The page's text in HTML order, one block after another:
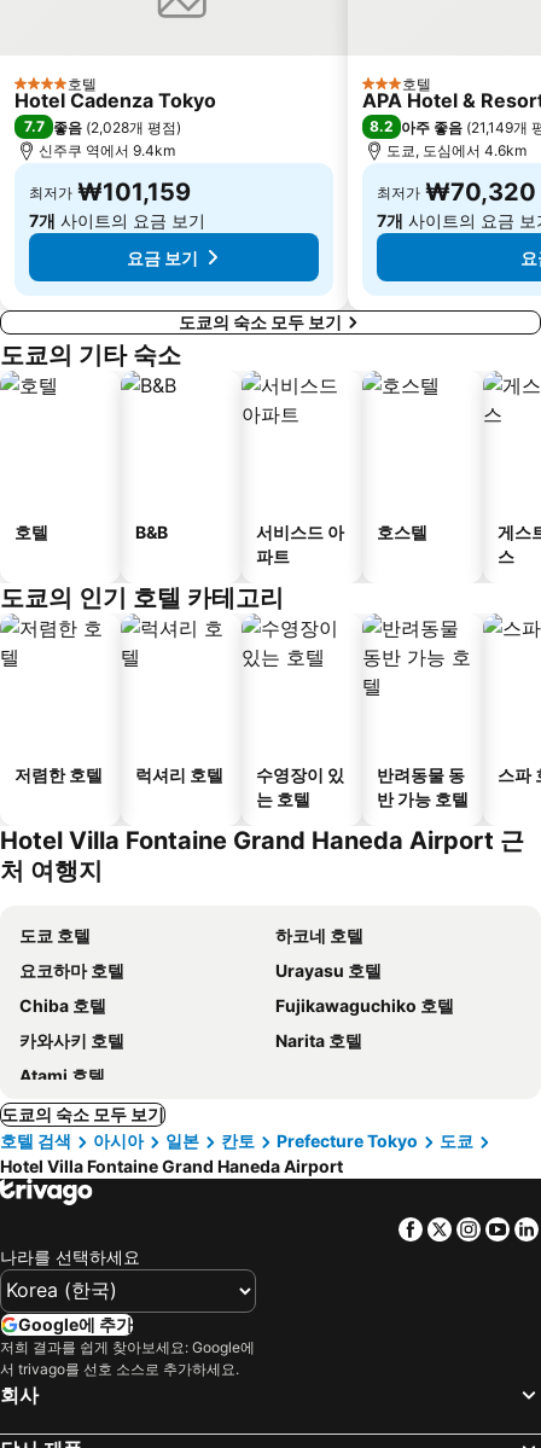
Higashi ginza Station
오테마치역
Machida Station
Sanrio Puroland
TRC Tokyo Ryutsu Center
Hamamatsucho station
Yurakucho Station
4 성급 호텔
Hotel Cadenza Tokyo
7.7 좋음 (2,028개 평점)
신주쿠 역에서 9.4km
최저가 ₩101,159
7개 사이트의 요금 보기
요금 보기
3 성급호텔
APA Hotel &
8.2 아주 좋음 (21,149개
도쿄, 도심에서 4.6km
최저가 ₩70,320
7개 사이트의 요금 보
도쿄의 숙소 모두 보기
도쿄의 기타 숙소
호텔 B&B
서비스드 아
파트
호스텔
게스
스
도쿄의 인기 호텔 카테고리
저렴한 호텔 럭셔리 호텔
수영장이 있
는 호텔
반려동물 동
반 가능 호텔
스파
Hotel Villa Fontaine Grand Haneda Airport 근
처 여행지
도쿄 호텔
하코네 호텔
요코하마 호텔
Urayasu 호텔
Chiba 호텔
Fujikawaguchiko 호텔
카와사키 호텔
Narita 호텔
Atami 호텔
도쿄의 숙소 모두 보기
호텔 검색
아시아 일본 칸토 Prefecture Tokyo
도쿄
Hotel Villa Fontaine Grand Haneda Airport
Facebook
Twitter
나라를 선택하세요
Google에 추가
저희 결과를 쉽게 찾아보세요: Google에
서 trivago를 선호 소스로 추가하세요.
회사